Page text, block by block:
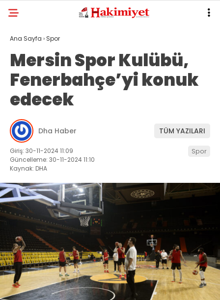
Ana Sayfa › Spor
Mersin Spor Kulübü,
Fenerbahçe’yi konuk
edecek
Dha Haber TÜM YAZILARI
Giriş: 30-11-2024 11:09
Güncelleme: 30-11-2024 11:10
Kaynak: DHA
Spor